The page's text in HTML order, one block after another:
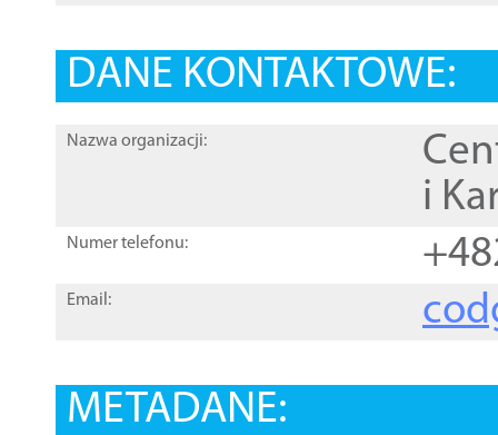
DANE KONTAKTOWE:
Nazwa organizacji:
i
Numer telefonu:
Email:
METADANE: